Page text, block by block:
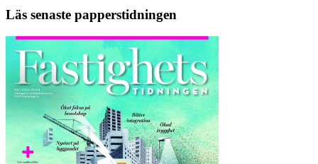
Läs senaste papperstidningen